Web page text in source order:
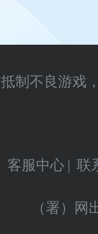
抵制不良游戏
客服中心 | 联
（署）网